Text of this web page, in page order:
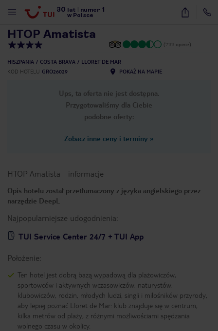
30 lat numer 1
w Polsce
54
HTOP Amatista
(233 opinie)
HISZPANIA COSTA BRAVA
LLORET DE MAR
KOD HOTELU GRO26029 POKAŻ NA MAPIE
Ups, ta oferta nie jest dostępna.
Przygotowaliśmy dla Ciebie
podobne oferty:
Zobacz inne ceny i terminy »
HTOP Amatista - informacje
Opis hotelu został przetłumaczony z języka angielskiego przez
narzędzie DeepL
Najpopularniejsze udogodnienia:
TUI Service Center 24/7 + TUI App
Położenie:
Ten hotel jest dobrą bazą wypadową dla plażowiczów,
sportowców i aktywnych wczasowiczów, naturystów,
klubowiczów, rodzin, młodych ludzi, singli i miłośników przyrody,
aby lepiej poznać Lloret de Mar: klub znajduje się w centrum,
kilka metrów od plaży, z różnymi możliwościami spędzania
wolnego czasu w okolicy.